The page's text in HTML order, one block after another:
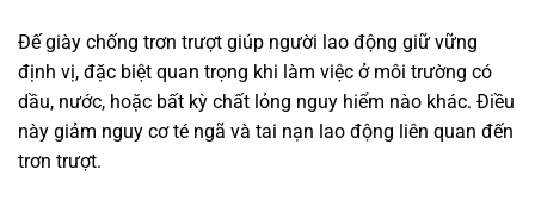
Đế giày chống trơn trượt giúp người lao động giữ vững
định vị, đặc biệt quan trọng khi làm việc ở môi trường có
dầu, nước, hoặc bất kỳ chất lỏng nguy hiểm nào khác. Điều
này giảm nguy cơ té ngã và tai nạn lao động liên quan đến
trơn trượt.